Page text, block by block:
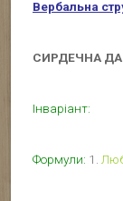
Вербальна
СИРДЕЧНА
Інваріант:
Формули: 1.